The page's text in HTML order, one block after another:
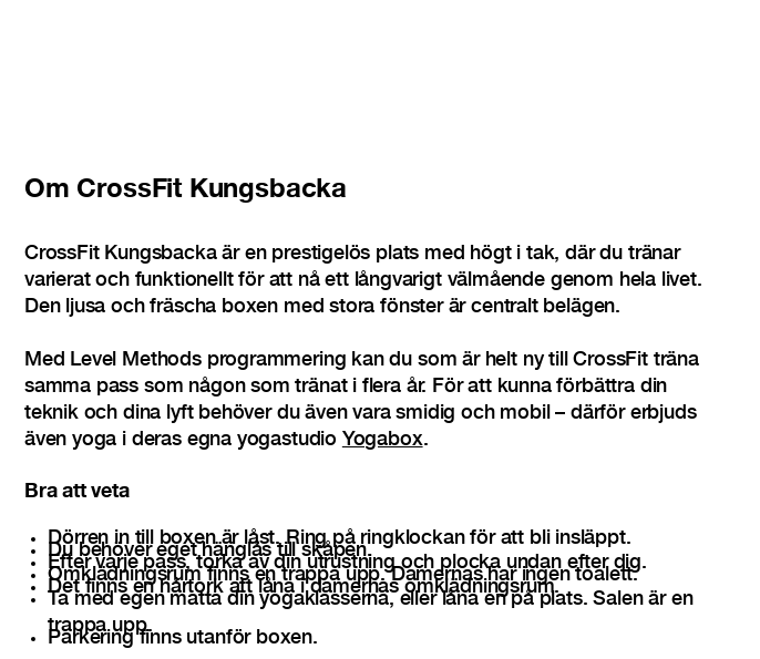
Om CrossFit Kungsbacka
CrossFit Kungsbacka är en prestigelös plats med högt i tak, där du tränar
varierat och funktionellt för att nå ett långvarigt välmående genom hela livet.
Den ljusa och fräscha boxen med stora fönster är centralt belägen.
Med Level Methods programmering kan du som är helt ny till CrossFit träna
samma pass som någon som tränat i flera år. För att kunna förbättra din
teknik och dina lyft behöver du även vara smidig och mobil – därför erbjuds
även yoga i deras egna yogastudio Yogabox.
Bra att veta
Dörren in till boxen är låst. Ring på ringklockan för att bli insläppt.
Du behöver eget hänglås till skåpen.
Efter varje pass, torka av din utrustning och plocka undan efter dig.
Omklädningsrum finns en trappa upp. Damernas har ingen toalett.
Det finns en hårtork att låna i damernas omklädningsrum.
Ta med egen matta din yogaklasserna, eller låna en på plats. Salen är en
trappa upp.
Parkering finns utanför boxen.